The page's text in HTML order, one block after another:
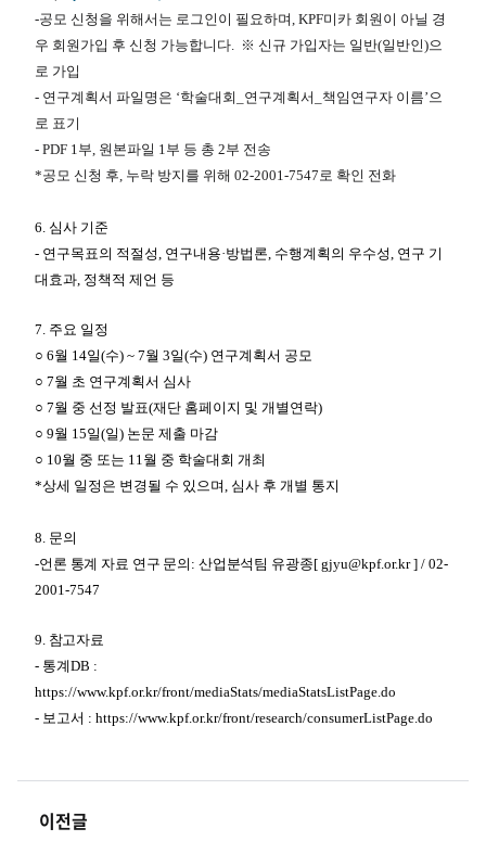
-공모 신청을 위해서는 로그인이 필요하며, KPF미카 회원이 아닐 경
우 회원가입 후 신청 가능합니다. ※ 신규 가입자는 일반(일반인)으
로 가입
- 연구계획서 파일명은 ‘학술대회_연구계획서_책임연구자 이름’으
로 표기
- PDF 1부, 원본파일 1부 등 총 2부 전송
*공모 신청 후, 누락 방지를 위해 02-2001-7547로 확인 전화
6. 심사 기준
- 연구목표의 적절성, 연구내용·방법론, 수행계획의 우수성, 연구 기
대효과, 정책적 제언 등
7. 주요 일정
○ 6월 14일(수) ~ 7월 3일(수) 연구계획서 공모
○ 7월 초 연구계획서 심사
○ 7월 중 선정 발표(재단 홈페이지 및 개별연락)
○ 9월 15일(일) 논문 제출 마감
○ 10월 중 또는 11월 중 학술대회 개최
*상세 일정은 변경될 수 있으며, 심사 후 개별 통지
8. 문의
-언론 통계 자료 연구 문의 : 산업분석팀 유광종[ gjyu@kpf.or.kr ] / 02-
2001-7547
9. 참고자료
- 통계DB :
https://www.kpf.or.kr/front/mediaStats/mediaStatsListPage.do
- 보고서 : https://www.kpf.or.kr/front/research/consumerListPage.do
이전글